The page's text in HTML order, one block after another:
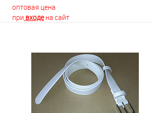
оптовая цена
при входена сайт
Купить в 1 клик
К сравнению
В избранное
Недоступно